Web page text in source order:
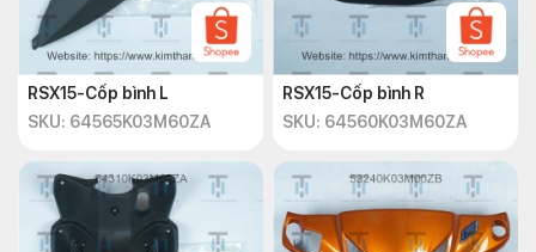
RSX15-Cốp bình L
SKU: 64565K03M60ZA
RSX15-Cốp bình R
SKU: 64560K03M60ZA